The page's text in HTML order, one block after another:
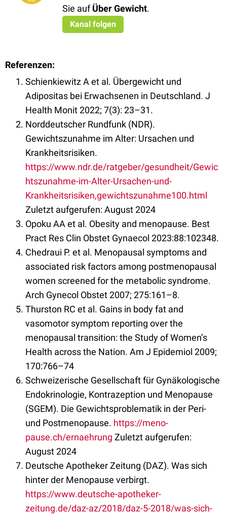
Sie aufÜber Gewicht.
Kanal folgen
Referenzen:
Schienkiewitz A et al. Übergewicht und
Adipositas bei Erwachsenen in Deutschland. J
Health Monit 2022; 7(3): 23–31.
Norddeutscher Rundfunk (NDR).
Gewichtszunahme im Alter: Ursachen und
Krankheitsrisiken.
https://www.ndr.de/ratgeber/gesundheit/Gewic
htszunahme-im-Alter-Ursachen-und-
Krankheitsrisiken,gewichtszunahme100.html
Zuletzt aufgerufen: August 2024
Opoku AA et al. Obesity and menopause. Best
Pract Res Clin Obstet Gynaecol 2023:88:102348.
Chedraui P. et al. Menopausal symptoms and
associated risk factors among postmenopausal
women screened for the metabolic syndrome.
Arch Gynecol Obstet 2007; 275:161–8.
Thurston RC et al. Gains in body fat and
vasomotor symptom reporting over the
menopausal transition: the Study of Women’s
Health across the Nation. Am J Epidemiol 2009;
170:766–74
Schweizerische Gesellschaft für Gynäkologische
Endokrinologie, Kontrazeption und Menopause
(SGEM). Die Gewichtsproblematik in der Peri-
und Postmenopause. https://meno-
pause.ch/ernaehrung Zuletzt aufgerufen:
August 2024
Deutsche Apotheker Zeitung (DAZ). Was sich
hinter der Menopause verbirgt.
https://www.deutsche-apotheker-
zeitung.de/daz-az/2018/daz-5-2018/was-sich-